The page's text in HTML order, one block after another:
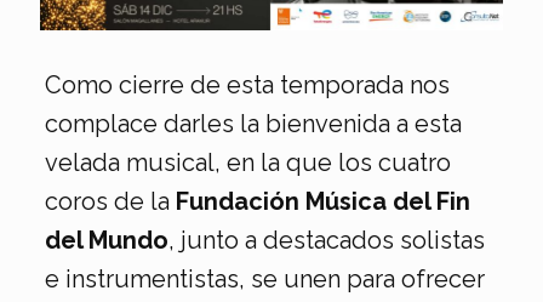
Como cierre de esta temporada nos
complace darles la bienvenida a esta
velada musical, en la que los cuatro
coros de la Fundación Música del Fin
del Mundo, junto a destacados solistas
e instrumentistas, se unen para ofrecer